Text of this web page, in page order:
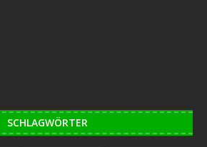
SCHLAGWÖRTER